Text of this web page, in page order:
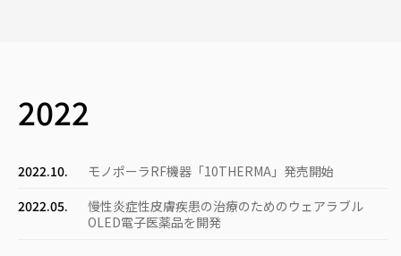
2022
2022.10.
モノポーラRF機器「10THERMA」発売開始
2022.05.
慢性炎症性皮膚疾患の治療のためのウェアラブル
OLED電子医薬品を開発